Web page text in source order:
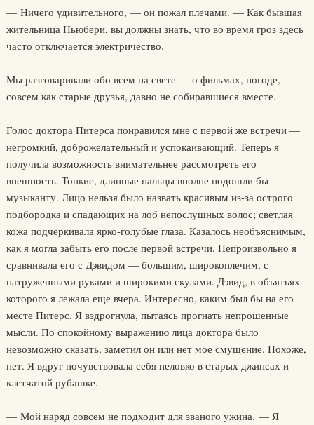
— Ничего удивительного, — он пожал плечами. — Как бывшая
жительница Ньюбери, вы должны знать, что во время гроз здесь
часто отключается электричество.
Мы разговаривали обо всем на свете — о фильмах, погоде,
совсем как старые друзья, давно не собиравшиеся вместе.
Голос доктора Питерса понравился мне с первой же встречи —
негромкий, доброжелательный и успокаивающий. Теперь я
получила возможность внимательнее рассмотреть его
внешность. Тонкие, длинные пальцы вполне подошли бы
музыканту. Лицо нельзя было назвать красивым из-за острого
подбородка и спадающих на лоб непослушных волос; светлая
кожа подчеркивала ярко-голубые глаза. Казалось необъяснимым,
как я могла забыть его после первой встречи. Непроизвольно я
сравнивала его с Дэвидом — большим, широкоплечим, с
натруженными руками и широкими скулами. Дэвид, в объятьях
которого я лежала еще вчера. Интересно, каким был бы на его
месте Питерс. Я вздрогнула, пытаясь прогнать непрошенные
мысли. По спокойному выражению лица доктора было
невозможно сказать, заметил он или нет мое смущение. Похоже,
нет. Я вдруг почувствовала себя неловко в старых джинсах и
клетчатой рубашке.
— Мой наряд совсем не подходит для званого ужина. — Я